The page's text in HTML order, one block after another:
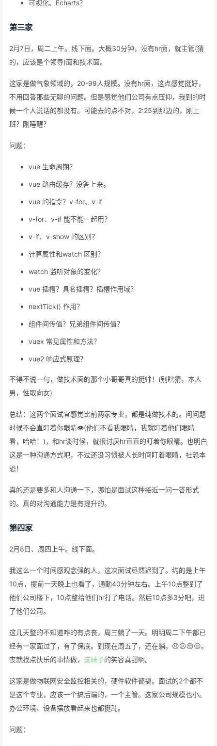
可视化、Echarts？
第三家
2月7日，周二上午。线下面。大概30分钟，没有hr面，就主管(猜
的，应该是个领导)面和技术面。
这家是做气象领域的，20-99人规模。没有hr面，这点感觉挺好，
不用回答那些无聊的问题。但是感觉他们公司有点压抑，我到的时
候一个人说话的都没有。可能去的点不对，2:25到那边的，刚上
班？刚睡醒？
问题：
vue 生命周期？
vue 路由缓存？没答上来。
vue 的指令？v-for、v-if
v-for、v-if 能不能一起用？
v-if、v-show 的区别？
计算属性和watch 区别？
watch 监听对象的变化？
vue 插槽？具名插槽？插槽作用域？
nextTick() 作用？
组件间传值？兄弟组件间传值？
vuex 常见属性和方法？
vue2 响应式原理？
不得不说一句，做技术面的那个小哥哥真的挺帅！(别瞎猜，本人
男，性取向女)
总结：这两个面试官感觉比前两家专业，都是纯做技术的。问问题
时候不会直盯着你眼睛👁(他们不看我眼睛，我就盯着他们眼睛
看，哈哈！)，和hr谈时候，就很讨厌hr直直的盯着你眼睛。也明白
这是一种沟通方式吧，不过还没习惯被人长时间盯着眼睛，社恐本
恐！
真的还是要多和人沟通一下，哪怕是面试这种接近一问一答形式
的。真的对沟通能力是有提升的。
第四家
2月8日、周四上午。线下面。
我这么一个时间感观念强的人，这次面试尽然迟到了。约的是上午
10点，提前一天晚上也看了，通勤40分钟左右。上午10点整到了
他们公司楼下，10点整给他们hr打了电话。然后10点多3分吧，进
了他们公司。
这几天整的不知道咋的有点丧，周三躺了一天。明明周二下午都已
经有一家面过了，有了保底。到现在周五了，还在躺。☹️☹️😔😔。
丧就找点快乐的事情做， 这妹子的笑容真甜啊。
这家是做物联网安全监控相关的，硬件软件都搞。面试的2个都不
是这个专业，应该一个搞后端的，一个主管。这家公司规模也小。
办公环境、设备摆放看起来也都挺乱。
问题：